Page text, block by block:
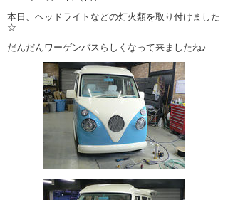
本日、ヘッドライトなどの灯火類を取り付けました
☆
だんだんワーゲンバスらしくなって来ましたね♪